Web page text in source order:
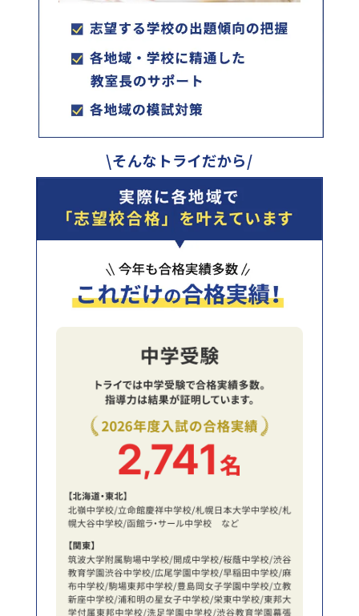
\そんなトライだから/